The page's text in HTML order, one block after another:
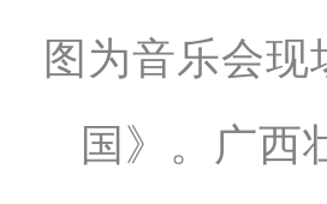
图为音乐会
国》。广西